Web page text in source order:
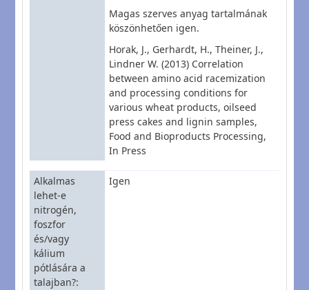
Magas szerves anyag tartalmának
köszönhetően igen.
Horak, J., Gerhardt, H., Theiner, J.,
Lindner W. (2013) Correlation
between amino acid racemization
and processing conditions for
various wheat products, oilseed
press cakes and lignin samples,
Food and Bioproducts Processing,
In Press
Alkalmas
lehet-e
nitrogén,
foszfor
és/vagy
kálium
pótlására a
talajban?
Igen